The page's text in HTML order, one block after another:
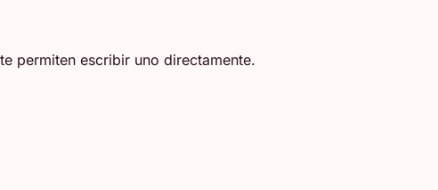
permiten escribir uno directamente.